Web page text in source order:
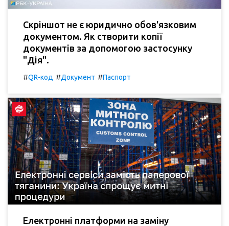
Скріншот не є юридично обов'язковим
документом. Як створити копії
документів за допомогою застосунку
"Дія".
#QR-код #Документ #Паспорт
Електронні платформи на заміну